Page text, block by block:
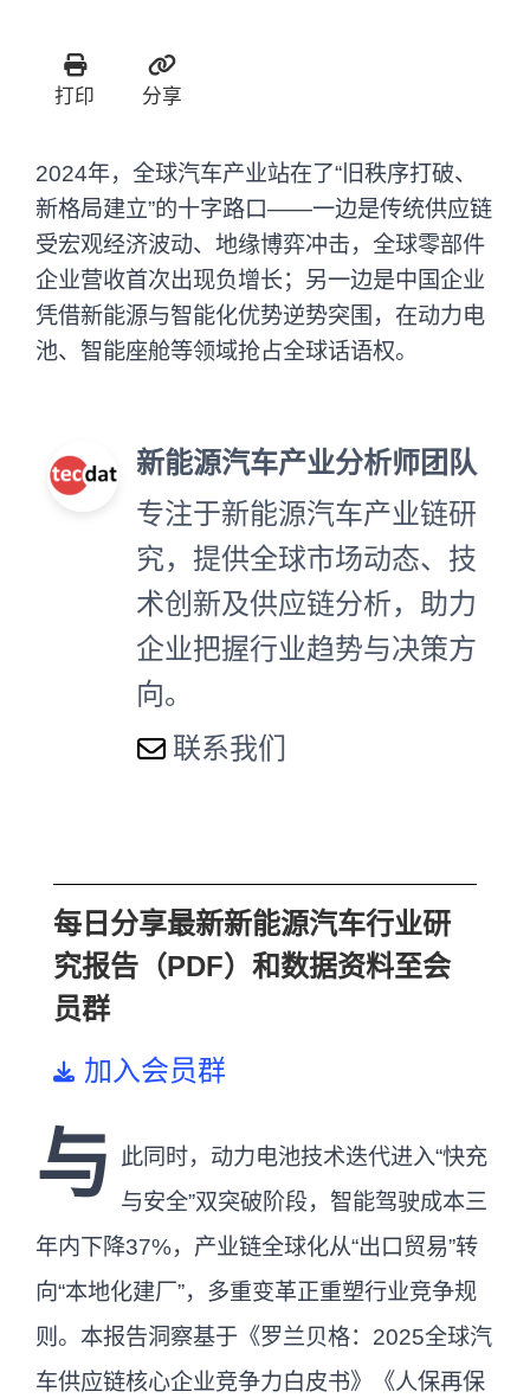
打印 分享
2024年，全球汽车产业站在了“旧秩序打破、
新格局建立”的十字路口——一边是传统供应链
受宏观经济波动、地缘博弈冲击，全球零部件
企业营收首次出现负增长；另一边是中国企业
凭借新能源与智能化优势逆势突围，在动力电
池、智能座舱等领域抢占全球话语权。
新能源汽车产业分析师团队
专注于新能源汽车产业链研
究，提供全球市场动态、技
术创新及供应链分析，助力
企业把握行业趋势与决策方
向。
联系我们
每日分享最新新能源汽车行业研
究报告（PDF）和数据资料至会
员群
加入会员群
与
此同时，动力电池技术迭代进入“快充
与安全”双突破阶段，智能驾驶成本三
年内下降37%，产业链全球化从“出口贸易”转
向“本地化建厂”，多重变革正重塑行业竞争规
则。本报告洞察基于《罗兰贝格：2025全球汽
车供应链核心企业竞争力白皮书》《人保再保